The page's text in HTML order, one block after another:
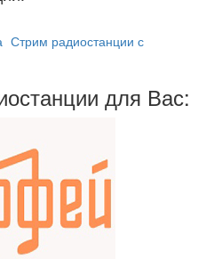
Стрим радиостанции с
для Вас: